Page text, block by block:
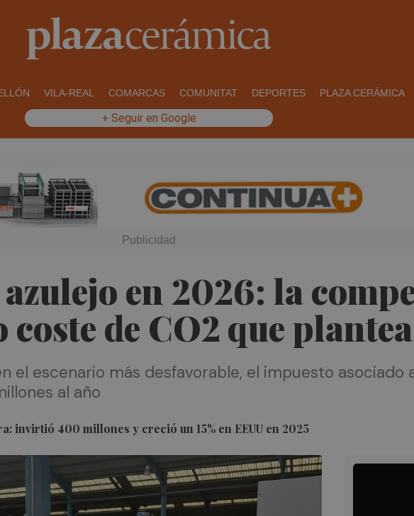
VILA-REAL COMARCAS COMUNITAT DEPORTES PLAZA CERÁMICA
+ Seguir en Google
en 2026: la
de CO2 que
el escenario más desfavorable, el impuesto asociado
al año
invirtió 400 millones y creció un 15% en EEUU en 2025